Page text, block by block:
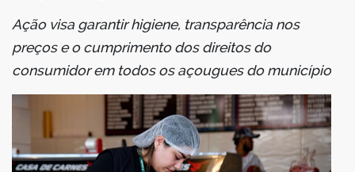
Ação visa garantir higiene, transparência nos
preços e o cumprimento dos direitos do
consumidor em todos os açougues do município